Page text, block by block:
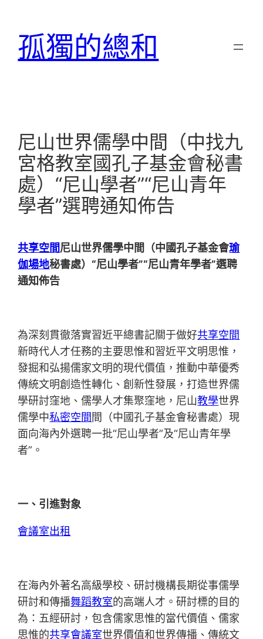
孤獨的總和
尼山世界儒學中間（中找九
宮格教室國孔子基金會秘書
處）“尼山學者”“尼山青年
學者”選聘通知佈告
共享空間尼山世界儒學中間（中國孔子基金會瑜
伽場地秘書處）“尼山學者”“尼山青年學者”選聘
通知佈告
為深刻貫徹落實習近平總書記關于做好共享空間
新時代人才任務的主要思惟和習近平文明思惟，
發掘和弘揚儒家文明的現代價值，推動中華優秀
傳統文明創造性轉化、創新性發展，打造世界儒
學研討窪地、儒學人才集聚窪地，尼山教學世界
儒學中私密空間 間（中國孔子基金會秘書處）現
面向海內外選聘一批“尼山學者”及“尼山青年學
者”。
一、引進對象
會議室出租
在海內外著名高級學校、研討機構長期從事儒學
研討和傳播舞蹈教室的高端人才。研討標的目的
為：五經研討，包含儒家思惟的當代價值、儒家
思惟的共享會議室世界價值和世界傳播、傳統文